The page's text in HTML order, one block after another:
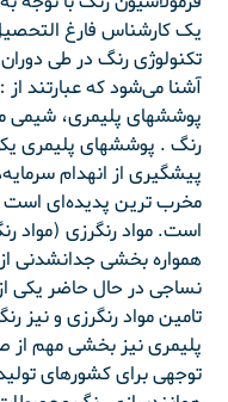
یک کارشناس فارغ
تکنولوژی رنگ در طی
آشنا می‌شود که عبارتند از :
پوششهای پلیمری، شیمی
رنگ . پوششهای پلیمری
پیشگیری از انهدام
مخرب ترین پدیده‌ای است
است. مواد رنگرزی (مواد
همواره بخشی جدانشدنی
نساجی در حال حاضر یکی
تامین مواد رنگرزی و
پلیمری نیز بخشی مهم از
توجهی برای کشورهای